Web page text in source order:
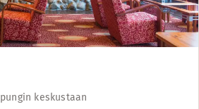
keskustaan